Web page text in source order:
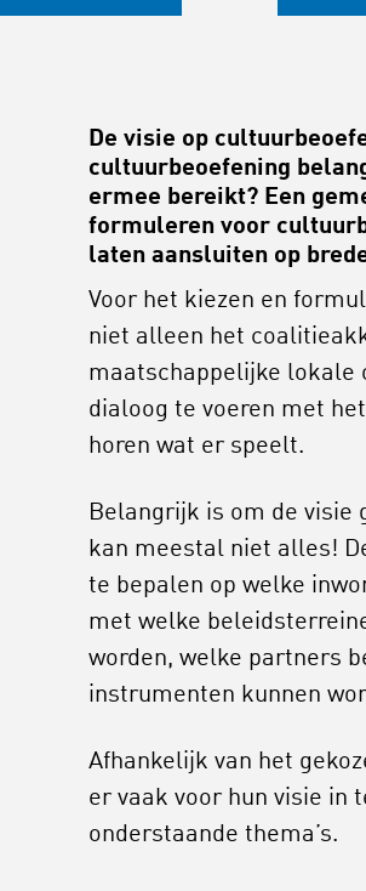
De visie op
cultuurbeoefening
ermee bereikt? Een
formuleren voor
laten aansluiten op
Voor het kiezen en
niet alleen het
maatschappelijke lokale
dialoog te voeren met
horen wat er speelt.
Belangrijk is om de visie
kan meestal niet alles!
te bepalen op welke
met welke
worden, welke partners
instrumenten kunnen
Afhankelijk van het
er vaak voor hun visie in
onderstaande thema’s.